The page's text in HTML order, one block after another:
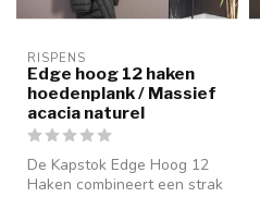
RISPENS
Edge hoog 12 haken
hoedenplank / Massief
acacia naturel
De Kapstok Edge Hoog 12
Haken combineert een strak